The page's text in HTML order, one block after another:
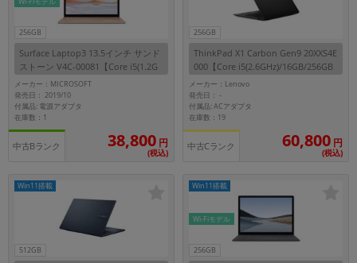
256GB
Surface Laptop3 13.5インチ サンド
ストーン V4C-00081【Core i5(1.2G
Hz)/8GB/256GB SSD/Win11Pro】
メーカー：MICROSOFT
発売日： 2019/10
付属品: 電源アダプタ
在庫数：1
中古Bランク 38,800 円
(税込)
256GB
ThinkPad X1 Carbon Gen9 20XXS4E
000【Core i5(2.6GHz)/16GB/256GB
SSD/Win11Pro】
メーカー：Lenovo
発売日：-
付属品: ACアダプタ
在庫数：19
中古Cランク 60,800 円
(税込)
512GB
Win11搭載
256GB
Wi-Fiモデル
Win11搭載
「Apple」「SONY」「SHARP」など
機能・特徴
商品の搭載機能による絞り込み
「5G対応」「防水」「ワンセグ」など
ドライブ
ドライブの絞り込み
ランク
CPUの絞り込み
OS